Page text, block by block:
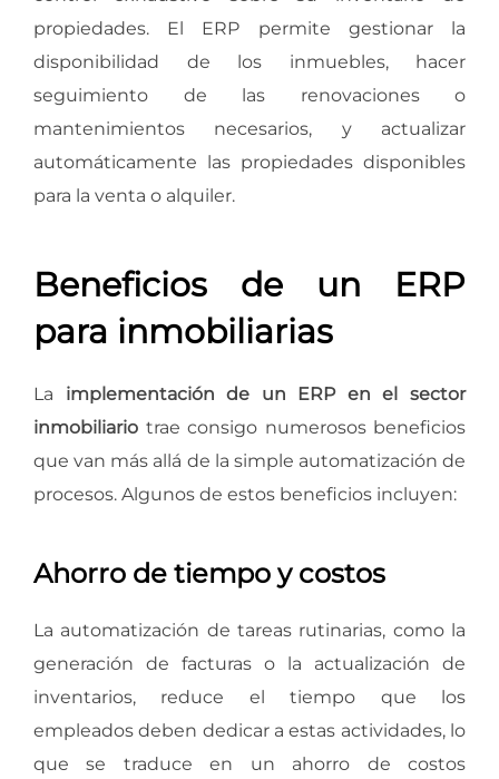
propiedades. El ERP permite gestionar la
disponibilidad de los inmuebles, hacer
seguimiento de las renovaciones o
mantenimientos necesarios, y actualizar
automáticamente las propiedades disponibles
para la venta o alquiler.
Beneficios de un ERP
para inmobiliarias
La implementación de un ERP en el sector
inmobiliario trae consigo numerosos beneficios
que van más allá de la simple automatización de
procesos. Algunos de estos beneficios incluyen:
Ahorro de tiempo y costos
La automatización de tareas rutinarias, como la
generación de facturas o la actualización de
inventarios, reduce el tiempo que los
empleados deben dedicar a estas actividades, lo
que se traduce en un ahorro de costos